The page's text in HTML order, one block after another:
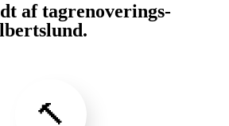
af tagrenoverings-
🔨